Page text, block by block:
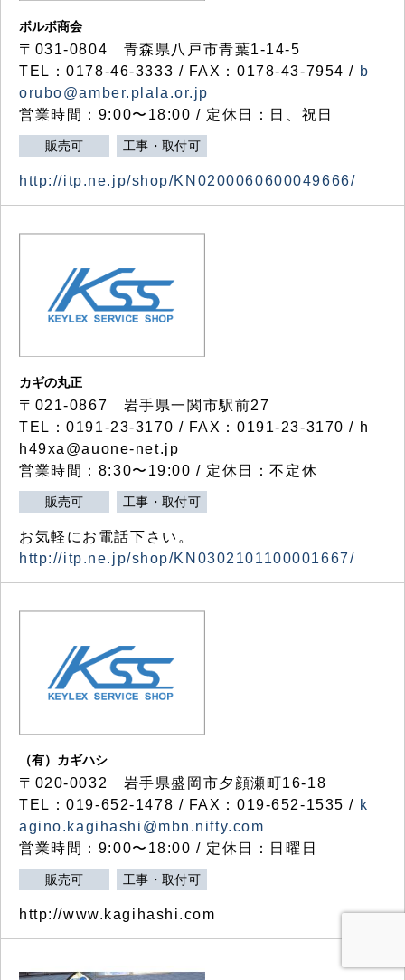
ボルボ商会
〒031-0804 青森県八戸市青葉1-14-5
TEL：0178-46-3333 / FAX：0178-43-7954 / b
orubo@amber.plala.or.jp
営業時間：9:00〜18:00 / 定休日：日、祝日
販売可 工事・取付可
http://itp.ne.jp/shop/KN0200060600049666/
カギの丸正
〒021-0867 岩手県一関市駅前27
TEL：0191-23-3170 / FAX：0191-23-3170 / h
h49xa@auone-net.jp
営業時間：8:30〜19:00 / 定休日：不定休
販売可 工事・取付可
お気軽にお電話下さい。
http://itp.ne.jp/shop/KN0302101100001667/
（有）カギハシ
〒020-0032 岩手県盛岡市夕顔瀬町16-18
TEL：019-652-1478 / FAX：019-652-1535 / k
agino.kagihashi@mbn.nifty.com
営業時間：9:00〜18:00 / 定休日：日曜日
販売可 工事・取付可
http://www.kagihashi.com